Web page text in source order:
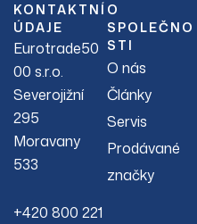
KONTAKTNÍ
ÚDAJE
Eurotrade50
00 s.r.o.
Severojižní
295
Moravany
533
+420 800 221
O
SPOLEČNO
STI
O nás
Články
Servis
Prodávané
značky